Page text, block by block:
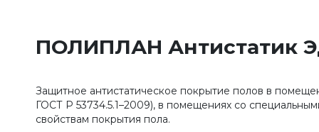
ПОЛИПЛАН Антистатик
Защитное антистатическое покрытие полов в
ГОСТ Р 53734.5.1–2009), в помещениях со
свойствам покрытия пола.